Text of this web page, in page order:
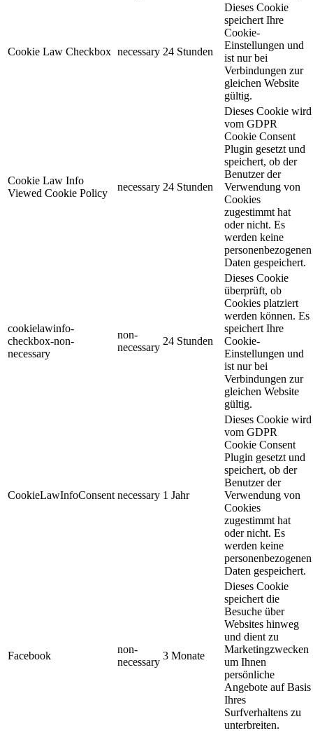
Cookie Law Checkbox necessary 24 Stunden
Dieses Cookie
speichert Ihre
Cookie-
Einstellungen und
ist nur bei
Verbindungen zur
gleichen Website
gültig.
Cookie Law Info
Viewed Cookie Policy
necessary 24 Stunden
Dieses Cookie wird
vom GDPR
Cookie Consent
Plugin gesetzt und
speichert, ob der
Benutzer der
Verwendung von
Cookies
zugestimmt hat
oder nicht. Es
werden keine
personenbezogenen
Daten gespeichert.
cookielawinfo-
checkbox-non-
necessary
non-
necessary
24 Stunden
Dieses Cookie
überprüft, ob
Cookies platziert
werden können. Es
speichert Ihre
Cookie-
Einstellungen und
ist nur bei
Verbindungen zur
gleichen Website
gültig.
CookieLawInfoConsent necessary 1 Jahr
Dieses Cookie wird
vom GDPR
Cookie Consent
Plugin gesetzt und
speichert, ob der
Benutzer der
Verwendung von
Cookies
zugestimmt hat
oder nicht. Es
werden keine
personenbezogenen
Daten gespeichert.
Facebook
non-
necessary
3 Monate
Dieses Cookie
speichert die
Besuche über
Websites hinweg
und dient zu
Marketingzwecken
um Ihnen
persönliche
Angebote auf Basis
Ihres
Surfverhaltens zu
unterbreiten.